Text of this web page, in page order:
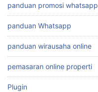
panduan promosi whatsapp
panduan Whatsapp
panduan wirausaha online
pemasaran online properti
Plugin